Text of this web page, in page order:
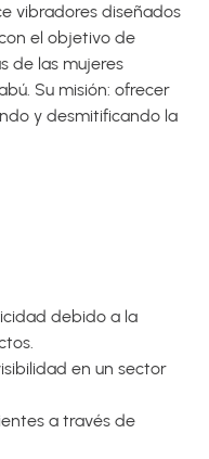
vibradores diseñados
el objetivo de
de las mujeres
Su misión: ofrecer
y desmitificando la
debido a la
en un sector
a través de